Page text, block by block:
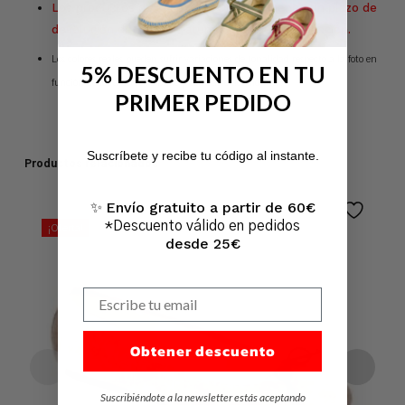
Los productos de la sección OUTLET tienen un plazo de
devolución de 14 días naturales desde su recepción.
Los colores reales pueden sufrir variaciones de tonalidad respecto a la foto en
función de los ajustes de brillo y contraste del monitor.
Productos relacionados
¡Oferta!
5% DESCUENTO EN TU
PRIMER PEDIDO
Suscríbete y recibe tu código al instante.
✨ Envío gratuito a partir de 60€
*Descuento válido en pedidos
desde 25€
Obtener descuento
Suscribiéndote a la newsletter estás aceptando